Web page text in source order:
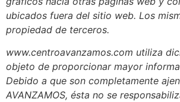
ubicados fuera del sitio web. Los
propiedad de terceros.
www.centroavanzamos.com utiliza
objeto de proporcionar mayor
Debido a que son completamente
AVANZAMOS, ésta no se